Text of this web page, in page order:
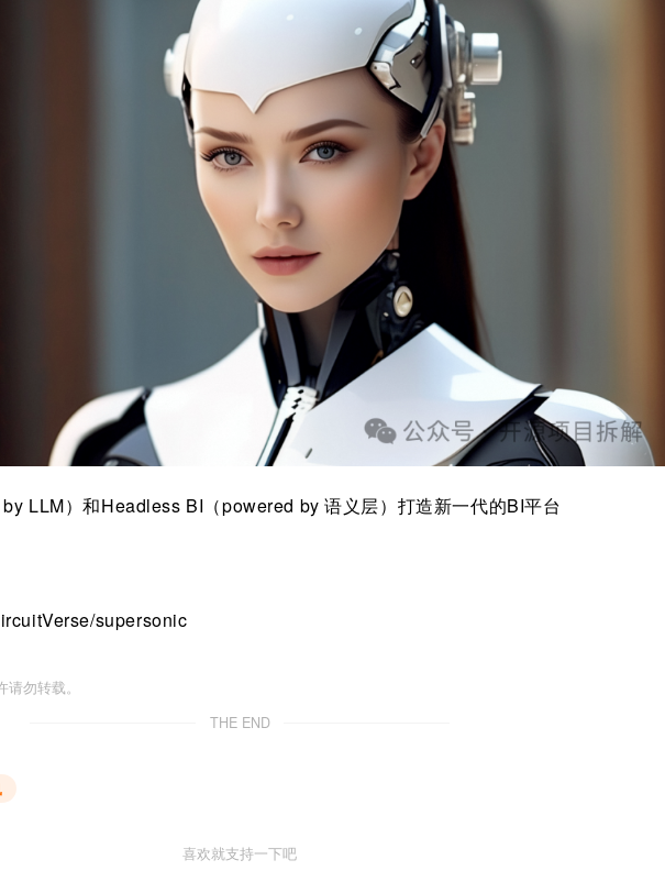
LLM）和Headless BI（powered by 语义层）打造新一代的BI平台
supersonic
勿转载。
THE END
喜欢就支持一下吧